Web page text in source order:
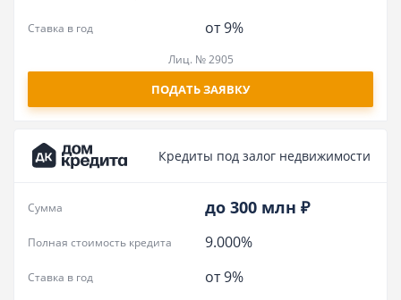
от 9%
Ставка в год
Лиц. № 2905
ПОДАТЬ ЗАЯВКУ
Кредиты под залог недвижимости
до 300 млн ₽
Сумма
9.000%
Полная стоимость кредита
от 9%
Ставка в год